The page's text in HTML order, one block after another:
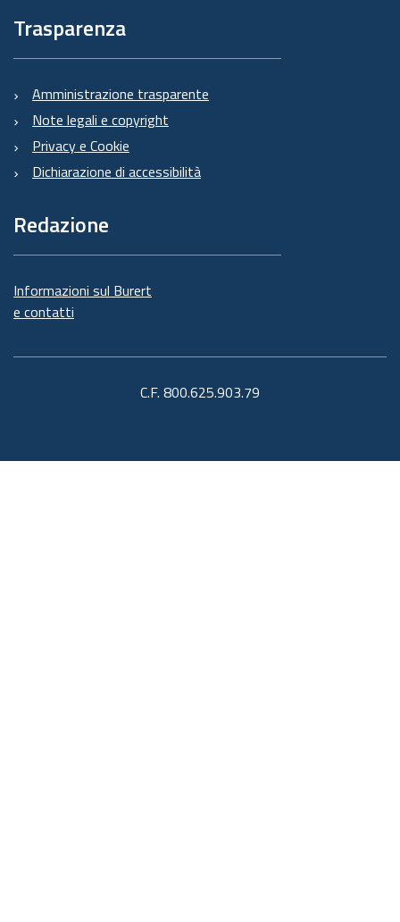
Trasparenza
Amministrazione trasparente
Note legali e copyright
Privacy e Cookie
Dichiarazione di accessibilità
Redazione
Informazioni sul Burert
e contatti
C.F. 800.625.903.79